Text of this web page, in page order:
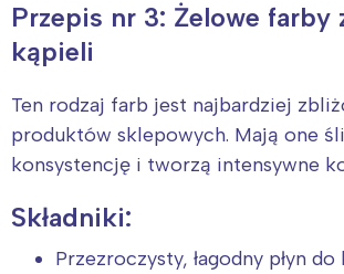
Przepis nr 3: Żelowe farby
kąpieli
Ten rodzaj farb jest najbardziej
produktów sklepowych. Mają one
konsystencję i tworzą intensywne
Składniki:
Przezroczysty, łagodny płyn